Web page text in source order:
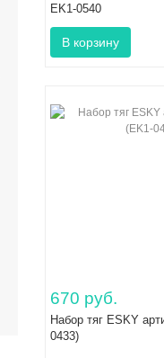
EK1-0540
670 руб.
Набор тяг ESKY
0433)